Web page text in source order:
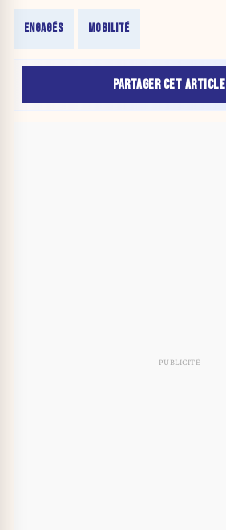
ENGAGÉS MOBILITÉ
PARTAGER CET ARTICLE